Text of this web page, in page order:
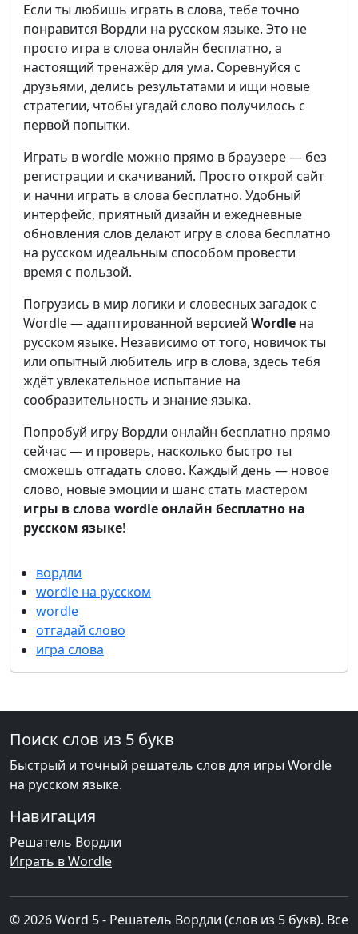
Если ты любишь играть в слова, тебе точно
понравится Вордли на русском языке. Это не
просто игра в слова онлайн бесплатно, а
настоящий тренажёр для ума. Соревнуйся с
друзьями, делись результатами и ищи новые
стратегии, чтобы угадай слово получилось с
первой попытки.
Играть в wordle можно прямо в браузере — без
регистрации и скачиваний. Просто открой сайт
и начни играть в слова бесплатно. Удобный
интерфейс, приятный дизайн и ежедневные
обновления слов делают игру в слова бесплатно
на русском идеальным способом провести
время с пользой.
Погрузись в мир логики и словесных загадок с
Wordle — адаптированной версией Wordle на
русском языке. Независимо от того, новичок ты
или опытный любитель игр в слова, здесь тебя
ждёт увлекательное испытание на
сообразительность и знание языка.
Попробуй игру Вордли онлайн бесплатно прямо
сейчас — и проверь, насколько быстро ты
сможешь отгадать слово. Каждый день — новое
слово, новые эмоции и шанс стать мастером
игры в слова wordle онлайн бесплатно на
русском языке!
вордли
wordle на русском
wordle
отгадай слово
игра слова
Поиск слов из 5 букв
Быстрый и точный решатель слов для игры Wordle
на русском языке.
Навигация
Решатель Вордли
Играть в Wordle
© 2026 Word 5 - Решатель Вордли (слов из 5 букв). Все